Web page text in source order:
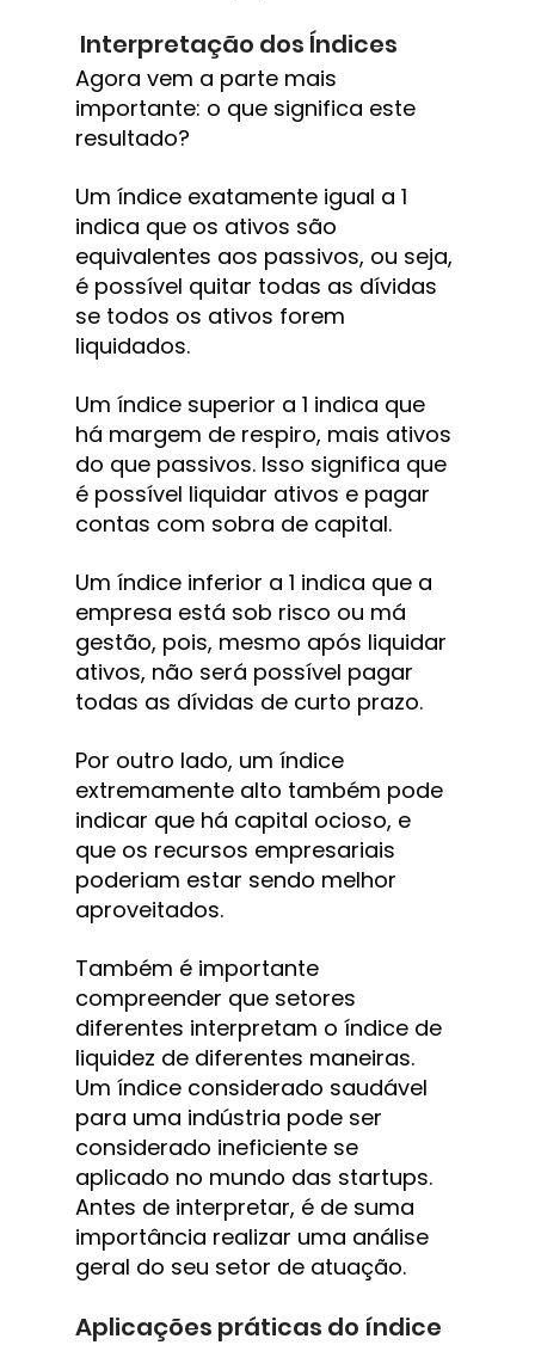
Interpretação dos Índices
Agora vem a parte mais
importante: o que significa este
resultado?
Um índice exatamente igual a 1
indica que os ativos são
equivalentes aos passivos, ou seja,
é possível quitar todas as dívidas
se todos os ativos forem
liquidados.
Um índice superior a 1 indica que
há margem de respiro, mais ativos
do que passivos. Isso significa que
é possível liquidar ativos e pagar
contas com sobra de capital.
Um índice inferior a 1 indica que a
empresa está sob risco ou má
gestão, pois, mesmo após liquidar
ativos, não será possível pagar
todas as dívidas de curto prazo.
Por outro lado, um índice
extremamente alto também pode
indicar que há capital ocioso, e
que os recursos empresariais
poderiam estar sendo melhor
aproveitados.
Também é importante
compreender que setores
diferentes interpretam o índice de
liquidez de diferentes maneiras.
Um índice considerado saudável
para uma indústria pode ser
considerado ineficiente se
aplicado no mundo das startups.
Antes de interpretar, é de suma
importância realizar uma análise
geral do seu setor de atuação.
Aplicações práticas do índice